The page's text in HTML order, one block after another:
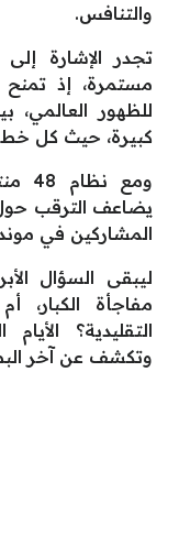
والتنافس.
تجدر الإشارة
مستمرة، إذ تمنح
للظهور العالمي،
كبيرة، حيث كل
يضاعف الترقب
المشاركين في مونديال
ليبقى السؤال
مفاجأة الكبار،
التقليدية؟
وتكشف عن آخر